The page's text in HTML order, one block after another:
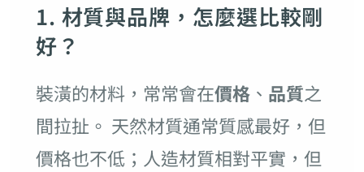
1. 材質與品牌，怎麼選比較剛
好？
裝潢的材料，常常會在價格、 品質之
間拉扯。 天然材質通常質感最好，但
價格也不低；人造材質相對平實，但